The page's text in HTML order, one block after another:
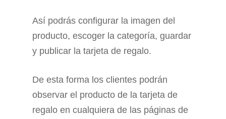
Así podrás configurar la imagen del
producto, escoger la categoría, guardar
y publicar la tarjeta de regalo.
De esta forma los clientes podrán
observar el producto de la tarjeta de
regalo en cualquiera de las páginas de